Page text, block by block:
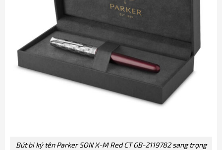
Bút bi ký tên Parker SON X-M Red CT GB-2119782 sang trọng